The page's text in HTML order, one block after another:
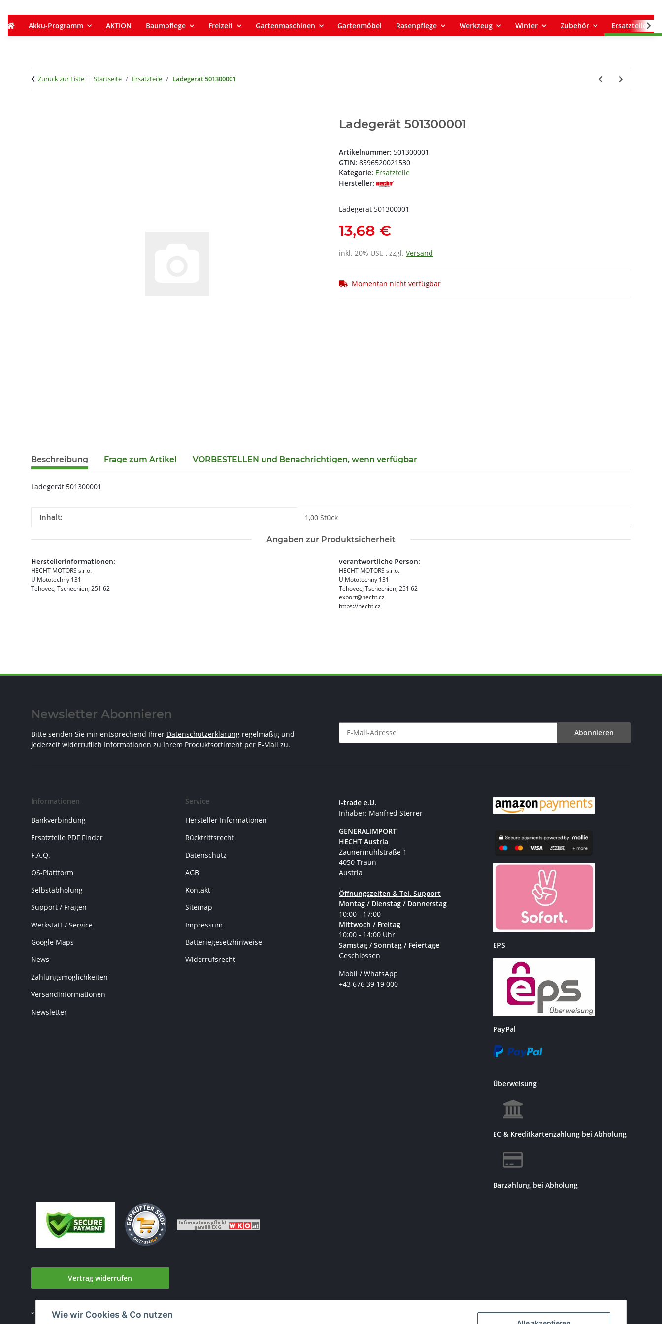
Wie wir Cookies & Co nutzen
Akku-Programm AKTION Baumpflege Freizeit Gartenmaschinen Gartenmöbel Rasenpflege Werkzeug Winter Zubehör Ersatzteile
Zurück zur Liste Startseite Ersatzteile Ladegerät 501300001
Ladegerät 501300001
Artikelnummer: 501300001
GTIN: 8596520021530
Kategorie: Ersatzteile
Hersteller:
Ladegerät 501300001
13,68 €
inkl. 20% USt. , zzgl. Versand
Momentan nicht verfügbar
Beschreibung Frage zum Artikel VORBESTELLEN und Benachrichtigen, wenn verfügbar
Ladegerät 501300001
Produkteigenschaft
Wert
Inhalt: 1,00 Stück
Angaben zur Produktsicherheit
Herstellerinformationen:
HECHT MOTORS s.r.o.
U Mototechny 131
Tehovec, Tschechien, 251 62
verantwortliche Person:
HECHT MOTORS s.r.o.
U Mototechny 131
Tehovec, Tschechien, 251 62
export@hecht.cz
https://hecht.cz
Newsletter Abonnieren
Bitte senden Sie mir entsprechend Ihrer Datenschutzerklärung regelmäßig und
jederzeit widerruflich Informationen zu Ihrem Produktsortiment per E-Mail zu.
Abonnieren
Informationen
Bankverbindung
Ersatzteile PDF Finder
F.A.Q.
OS-Plattform
Selbstabholung
Support / Fragen
Werkstatt / Service
Google Maps
News
Zahlungsmöglichkeiten
Versandinformationen
Newsletter
Service
Hersteller Informationen
Rücktrittsrecht
Datenschutz
AGB
Kontakt
Sitemap
Impressum
Batteriegesetzhinweise
Widerrufsrecht
i-trade e.U.
Inhaber: Manfred Sterrer
GENERALIMPORT
HECHT Austria
Zaunermühlstraße 1
4050 Traun
Austria
Öffnungszeiten & Tel. Support
Montag / Dienstag / Donnerstag
10:00 - 17:00
Mittwoch / Freitag
10:00 - 14:00 Uhr
Samstag / Sonntag / Feiertage
Geschlossen
Mobil / WhatsApp
+43 676 39 19 000
EPS
PayPal
Überweisung
EC & Kreditkartenzahlung bei Abholung
Barzahlung bei Abholung
Vertrag widerrufen
* Alle Preise inkl. gesetzlicher USt., zzgl. Versand